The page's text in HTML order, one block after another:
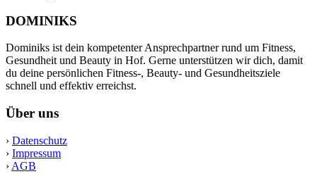
DOMINIKS
Dominiks ist dein kompetenter Ansprechpartner rund um Fitness,
Gesundheit und Beauty in Hof. Gerne unterstützen wir dich, damit
du deine persönlichen Fitness-, Beauty- und Gesundheitsziele
schnell und effektiv erreichst.
Über uns
› Datenschutz
› Impressum
› AGB